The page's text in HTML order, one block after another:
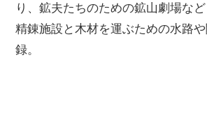
り、鉱夫たちのための鉱山劇場など
精錬施設と木材を運ぶための水路
録。